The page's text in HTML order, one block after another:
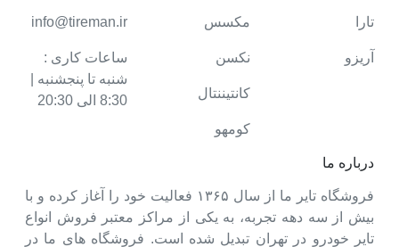
درباره ما
فروشگاه تایر ما از سال ۱۳۶۵ فعالیت خود را آغاز کرده و با
بیش از سه دهه تجربه، به یکی از مراکز معتبر فروش انواع
تایر خودرو در تهران تبدیل شده است. فروشگاه های ما در
تارا
آریزو
مکسس
نکسن
کانتیننتال
کومهو
info@tireman.ir
ساعات کاری :
شنبه تا پنجشنبه |
8:30 الی 20:30